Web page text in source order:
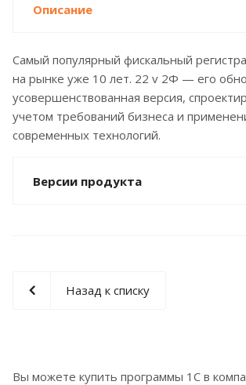
Описание
Самый популярный фискальный
на рынке уже 10 лет. 22 v 2Ф — его
усовершенствованная версия,
учетом требований бизнеса и
современных технологий.
Версии продукта
Назад к списку
Вы можете купить программы 1С в